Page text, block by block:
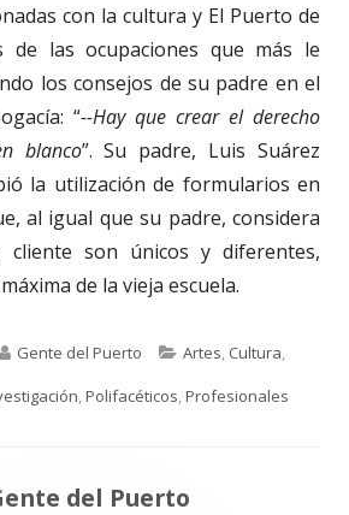
con la cultura y El Puerto de
de las ocupaciones que más le
los consejos de su padre en el
“--Hay que crear el derecho
blanco”. Su padre, Luis Suárez
la utilización de formularios en
al igual que su padre, considera
cliente son únicos y diferentes,
de la vieja escuela.
Autor
Gente del Puerto Categorías
Artes, Cultura,
,Polifacéticos,Profesionales
del Puerto